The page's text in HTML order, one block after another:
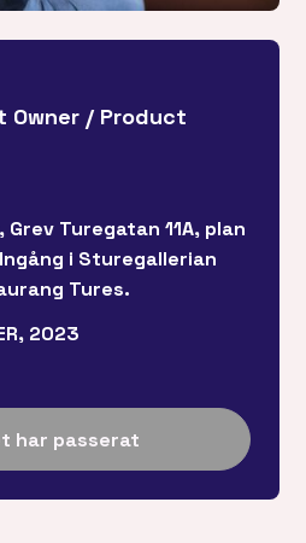
Owner / Product
Turegatan 11A, plan
i Sturegallerian
Tures.
2023
har passerat